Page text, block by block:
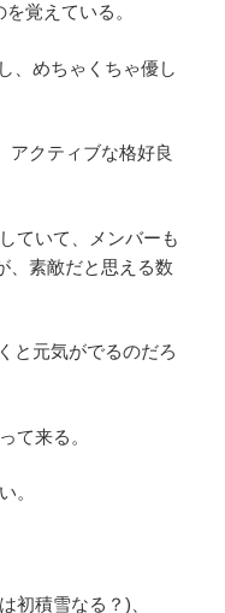
覚えている。
、めちゃくちゃ優し
アクティブな格好良
ていて、メンバーも
、素敵だと思える数
と元気がでるのだろ
て来る。
。
初積雪なる？)、